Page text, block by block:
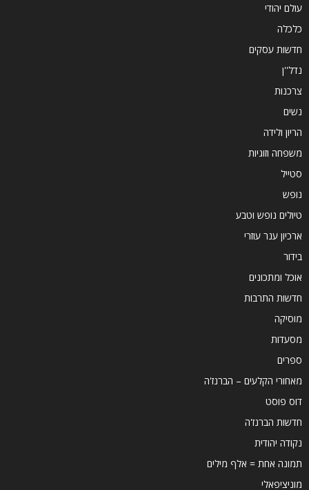
עולם יהודי
כלכלה
חדשות עסקים
נדל''ן
צרכנות
נשים
הריון ולידה
משפחה וזוגיות
סטייל
נופש
טיולים נופש וטבע
ארכיון ענר עוזרי
בידור
אוכל ומתכונים
חדשות התרבות
מוסיקה
מסעדות
ספרים
מאחורי הקלעים – הברנז'ה
דוס פוסט
חדשות הברנז'ה
נקודה יהודית
תמונה אחת = אלף מילים
מוניציפאלי